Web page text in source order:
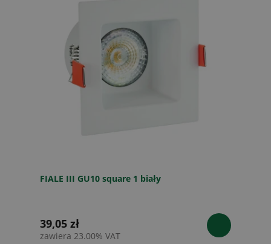
FIALE III GU10 square 1 biały
39,05 zł
zawiera 23.00% VAT